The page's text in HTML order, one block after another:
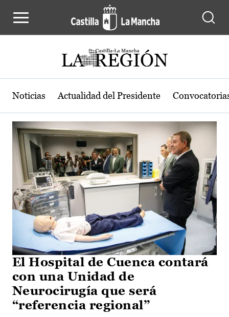
Actualidad de la región de Castilla-
Noticias Actualidad del Presidente
El Hospital de Cuenca contará
con una Unidad de
Neurocirugía que será
“referencia regional”